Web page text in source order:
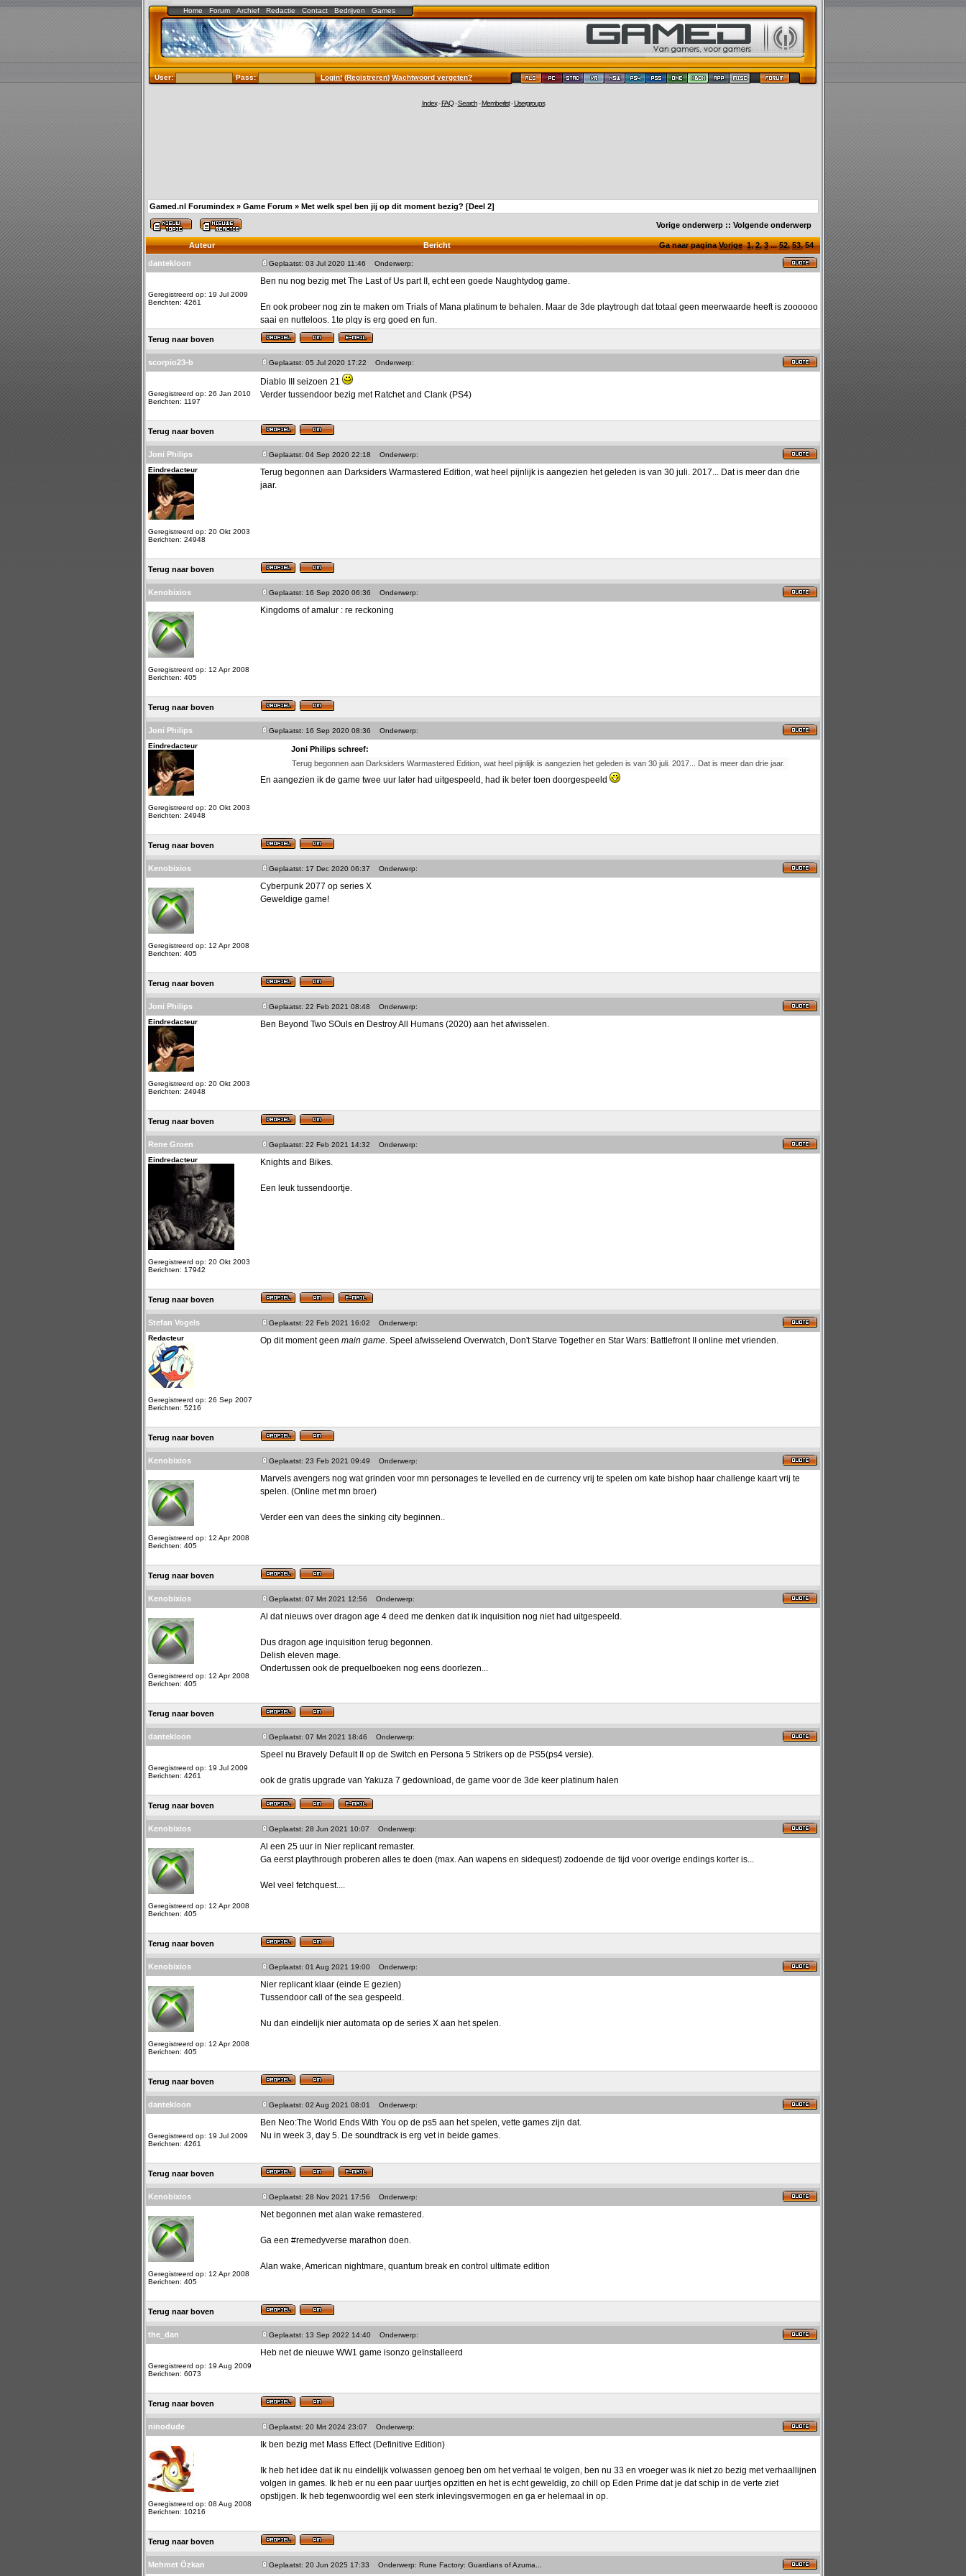
Home Forum Archief Redactie Contact Bedrijven Games
User: Pass: Login!(Registreren)Wachtwoord vergeten?
Index-FAQ-Search-Memberlist-Usergroups
Gamed.nl Forumindex » Game Forum » Met welk spel ben jij op dit moment bezig? [Deel 2]
Vorige onderwerp :: Volgende onderwerp
Auteur Bericht Ga naar paginaVorige 1,2,3...52,53,54
dantekloon Geplaatst: 03 Jul 2020 11:46 Onderwerp:
Geregistreerd op: 19 Jul 2009
Berichten: 4261
Ben nu nog bezig met The Last of Us part II, echt een goede Naughtydog game.
En ook probeer nog zin te maken om Trials of Mana platinum te behalen. Maar de 3de playtrough dat totaal geen meerwaarde heeft is zoooooo
saai en nutteloos. 1te plqy is erg goed en fun.
Terug naar boven
scorpio23-b Geplaatst: 05 Jul 2020 17:22 Onderwerp:
Geregistreerd op: 26 Jan 2010
Berichten: 1197
Diablo III seizoen 21
Verder tussendoor bezig met Ratchet and Clank (PS4)
Terug naar boven
Joni Philips Geplaatst: 04 Sep 2020 22:18
Onderwerp:
Eindredacteur
Geregistreerd op: 20 Okt 2003
Berichten: 24948
Terug begonnen aan Darksiders Warmastered Edition, wat heel pijnlijk is aangezien het geleden is van 30 juli. 2017... Dat is meer dan drie
jaar.
Terug naar boven
Kenobixios Geplaatst: 16 Sep 2020 06:36 Onderwerp:
Geregistreerd op: 12 Apr 2008
Berichten: 405
Kingdoms of amalur : re reckoning
Terug naar boven
Joni Philips Geplaatst: 16 Sep 2020 08:36
Onderwerp:
Eindredacteur
Geregistreerd op: 20 Okt 2003
Berichten: 24948
Joni Philips schreef:
Terug begonnen aan Darksiders Warmastered Edition, wat heel pijnlijk is aangezien het geleden is van 30 juli. 2017... Dat is meer dan drie jaar.
En aangezien ik de game twee uur later had uitgespeeld, had ik beter toen doorgespeeld
Terug naar boven
Kenobixios Geplaatst: 17 Dec 2020 06:37 Onderwerp:
Geregistreerd op: 12 Apr 2008
Berichten: 405
Cyberpunk 2077 op series X
Geweldige game!
Terug naar boven
Joni Philips Geplaatst: 22 Feb 2021 08:48
Onderwerp:
Eindredacteur
Geregistreerd op: 20 Okt 2003
Berichten: 24948
Ben Beyond Two SOuls en Destroy All Humans (2020) aan het afwisselen.
Terug naar boven
Rene Groen Geplaatst: 22 Feb 2021 14:32
Onderwerp:
Eindredacteur
Geregistreerd op: 20 Okt 2003
Berichten: 17942
Knights and Bikes.
Een leuk tussendoortje.
Terug naar boven
Stefan Vogels Geplaatst: 22 Feb 2021 16:02
Onderwerp:
Redacteur
Geregistreerd op: 26 Sep 2007
Berichten: 5216
Op dit moment geen main game. Speel afwisselend Overwatch, Don't Starve Together en Star Wars: Battlefront II online met vrienden.
Terug naar boven
Kenobixios Geplaatst: 23 Feb 2021 09:49 Onderwerp:
Geregistreerd op: 12 Apr 2008
Berichten: 405
Marvels avengers nog wat grinden voor mn personages te levelled en de currency vrij te spelen om kate bishop haar challenge kaart vrij te
spelen. (Online met mn broer)
Verder een van dees the sinking city beginnen..
Terug naar boven
Kenobixios Geplaatst: 07 Mrt 2021 12:56 Onderwerp:
Geregistreerd op: 12 Apr 2008
Berichten: 405
Al dat nieuws over dragon age 4 deed me denken dat ik inquisition nog niet had uitgespeeld.
Dus dragon age inquisition terug begonnen.
Delish eleven mage.
Ondertussen ook de prequelboeken nog eens doorlezen...
Terug naar boven
dantekloon Geplaatst: 07 Mrt 2021 18:46 Onderwerp:
Geregistreerd op: 19 Jul 2009
Berichten: 4261
Speel nu Bravely Default II op de Switch en Persona 5 Strikers op de PS5(ps4 versie).
ook de gratis upgrade van Yakuza 7 gedownload, de game voor de 3de keer platinum halen
Terug naar boven
Kenobixios Geplaatst: 28 Jun 2021 10:07 Onderwerp:
Geregistreerd op: 12 Apr 2008
Berichten: 405
Al een 25 uur in Nier replicant remaster.
Ga eerst playthrough proberen alles te doen (max. Aan wapens en sidequest) zodoende de tijd voor overige endings korter is...
Wel veel fetchquest....
Terug naar boven
Kenobixios Geplaatst: 01 Aug 2021 19:00 Onderwerp:
Geregistreerd op: 12 Apr 2008
Berichten: 405
Nier replicant klaar (einde E gezien)
Tussendoor call of the sea gespeeld.
Nu dan eindelijk nier automata op de series X aan het spelen.
Terug naar boven
dantekloon Geplaatst: 02 Aug 2021 08:01 Onderwerp:
Geregistreerd op: 19 Jul 2009
Berichten: 4261
Ben Neo:The World Ends With You op de ps5 aan het spelen, vette games zijn dat.
Nu in week 3, day 5. De soundtrack is erg vet in beide games.
Terug naar boven
Kenobixios Geplaatst: 28 Nov 2021 17:56 Onderwerp:
Geregistreerd op: 12 Apr 2008
Berichten: 405
Net begonnen met alan wake remastered.
Ga een #remedyverse marathon doen.
Alan wake, American nightmare, quantum break en control ultimate edition
Terug naar boven
the_dan Geplaatst: 13 Sep 2022 14:40 Onderwerp:
Geregistreerd op: 19 Aug 2009
Berichten: 6073
Heb net de nieuwe WW1 game isonzo geïnstalleerd
Terug naar boven
ninodude Geplaatst: 20 Mrt 2024 23:07 Onderwerp:
Geregistreerd op: 08 Aug 2008
Berichten: 10216
Ik ben bezig met Mass Effect (Definitive Edition)
Ik heb het idee dat ik nu eindelijk volwassen genoeg ben om het verhaal te volgen, ben nu 33 en vroeger was ik niet zo bezig met verhaallijnen
volgen in games. Ik heb er nu een paar uurtjes opzitten en het is echt geweldig, zo chill op Eden Prime dat je dat schip in de verte ziet
opstijgen. Ik heb tegenwoordig wel een sterk inlevingsvermogen en ga er helemaal in op.
Terug naar boven
Mehmet Özkan Geplaatst: 20 Jun 2025 17:33 Onderwerp: Rune Factory: Guardians of Azuma...